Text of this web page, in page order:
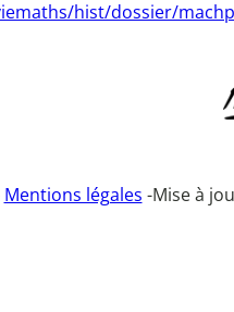
hist/dossier/
Mentions légales -Mise à